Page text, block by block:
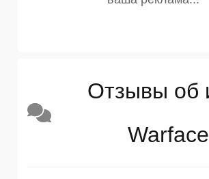
Отзывы об
Warface